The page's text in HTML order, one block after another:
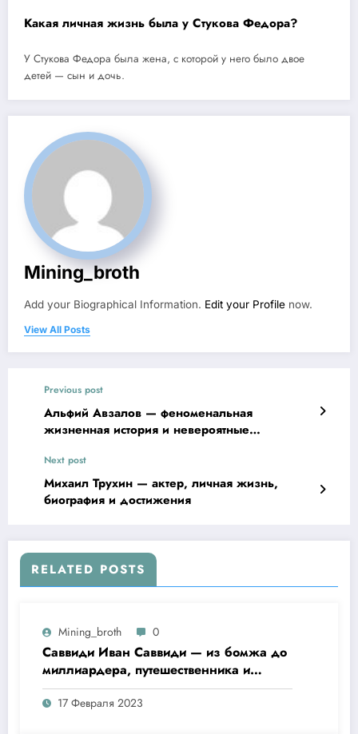
Какая личная жизнь была у Стукова Федора?
У Стукова Федора была жена, с которой у него было двое
детей — сын и дочь.
Mining_broth
Add your Biographical Information. Edit your Profile now.
View All Posts
Previous post
Альфий Авзалов — феноменальная
жизненная история и невероятные
Next post
Михаил Трухин — актер, личная жизнь,
биография и достижения
RELATED POSTS
Mining_broth 0
Саввиди Иван Саввиди — из бомжа до
миллиардера, путешественника и
футбольного президента —
удивительная биография
17 Февраля 2023